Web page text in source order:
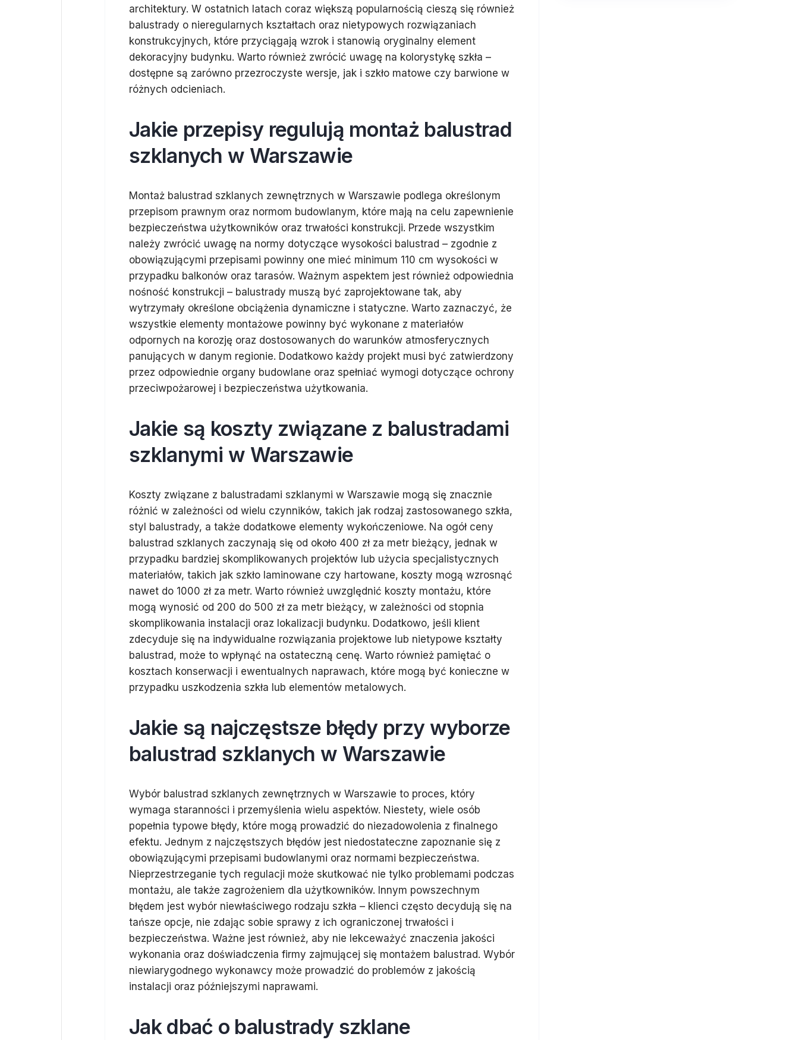
architektury. W ostatnich latach coraz większą popularnością cieszą się również
balustrady o nieregularnych kształtach oraz nietypowych rozwiązaniach
konstrukcyjnych, które przyciągają wzrok i stanowią oryginalny element
dekoracyjny budynku. Warto również zwrócić uwagę na kolorystykę szkła –
dostępne są zarówno przezroczyste wersje, jak i szkło matowe czy barwione w
różnych odcieniach.
Jakie przepisy regulują montaż balustrad
szklanych w Warszawie
Montaż balustrad szklanych zewnętrznych w Warszawie podlega określonym
przepisom prawnym oraz normom budowlanym, które mają na celu zapewnienie
bezpieczeństwa użytkowników oraz trwałości konstrukcji. Przede wszystkim
należy zwrócić uwagę na normy dotyczące wysokości balustrad – zgodnie z
obowiązującymi przepisami powinny one mieć minimum 110 cm wysokości w
przypadku balkonów oraz tarasów. Ważnym aspektem jest również odpowiednia
nośność konstrukcji – balustrady muszą być zaprojektowane tak, aby
wytrzymały określone obciążenia dynamiczne i statyczne. Warto zaznaczyć, że
wszystkie elementy montażowe powinny być wykonane z materiałów
odpornych na korozję oraz dostosowanych do warunków atmosferycznych
panujących w danym regionie. Dodatkowo każdy projekt musi być zatwierdzony
przez odpowiednie organy budowlane oraz spełniać wymogi dotyczące ochrony
przeciwpożarowej i bezpieczeństwa użytkowania.
Jakie są koszty związane z balustradami
szklanymi w Warszawie
Koszty związane z balustradami szklanymi w Warszawie mogą się znacznie
różnić w zależności od wielu czynników, takich jak rodzaj zastosowanego szkła,
styl balustrady, a także dodatkowe elementy wykończeniowe. Na ogół ceny
balustrad szklanych zaczynają się od około 400 zł za metr bieżący, jednak w
przypadku bardziej skomplikowanych projektów lub użycia specjalistycznych
materiałów, takich jak szkło laminowane czy hartowane, koszty mogą wzrosnąć
nawet do 1000 zł za metr. Warto również uwzględnić koszty montażu, które
mogą wynosić od 200 do 500 zł za metr bieżący, w zależności od stopnia
skomplikowania instalacji oraz lokalizacji budynku. Dodatkowo, jeśli klient
zdecyduje się na indywidualne rozwiązania projektowe lub nietypowe kształty
balustrad, może to wpłynąć na ostateczną cenę. Warto również pamiętać o
kosztach konserwacji i ewentualnych naprawach, które mogą być konieczne w
przypadku uszkodzenia szkła lub elementów metalowych.
Jakie są najczęstsze błędy przy wyborze
balustrad szklanych w Warszawie
Wybór balustrad szklanych zewnętrznych w Warszawie to proces, który
wymaga staranności i przemyślenia wielu aspektów. Niestety, wiele osób
popełnia typowe błędy, które mogą prowadzić do niezadowolenia z finalnego
efektu. Jednym z najczęstszych błędów jest niedostateczne zapoznanie się z
obowiązującymi przepisami budowlanymi oraz normami bezpieczeństwa.
Nieprzestrzeganie tych regulacji może skutkować nie tylko problemami podczas
montażu, ale także zagrożeniem dla użytkowników. Innym powszechnym
błędem jest wybór niewłaściwego rodzaju szkła – klienci często decydują się na
tańsze opcje, nie zdając sobie sprawy z ich ograniczonej trwałości i
bezpieczeństwa. Ważne jest również, aby nie lekceważyć znaczenia jakości
wykonania oraz doświadczenia firmy zajmującej się montażem balustrad. Wybór
niewiarygodnego wykonawcy może prowadzić do problemów z jakością
instalacji oraz późniejszymi naprawami.
Jak dbać o balustrady szklane